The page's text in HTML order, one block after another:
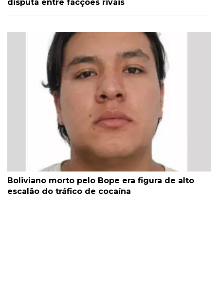
disputa entre facções rivais
Boliviano morto pelo Bope era figura de alto
escalão do tráfico de cocaína